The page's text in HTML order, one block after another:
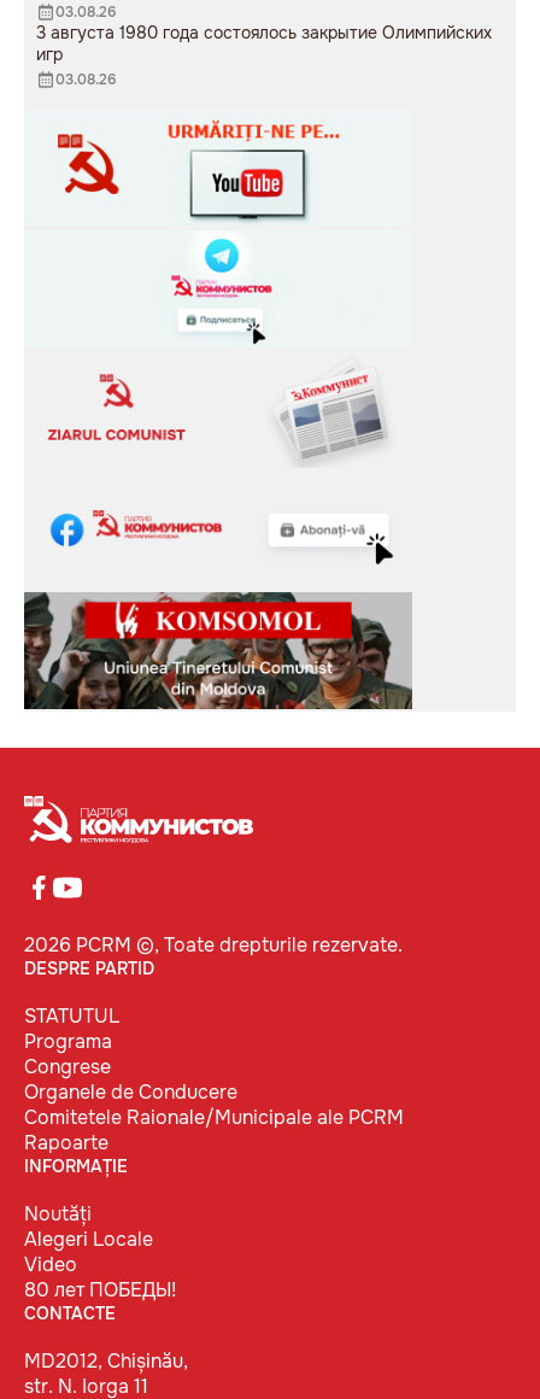
03.08.26
3 августа 1980 года состоялось закрытие Олимпийских
игр
03.08.26
2026 PCRM ©, Toate drepturile rezervate.
DESPRE PARTID
STATUTUL
Programa
Congrese
Organele de Conducere
Comitetele Raionale/Municipale ale PCRM
Rapoarte
INFORMAȚIE
Noutăți
Alegeri Locale
Video
80 лет ПОБЕДЫ!
CONTACTE
MD2012, Chișinău,
str. N. Iorga 11